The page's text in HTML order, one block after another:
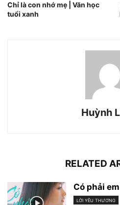
Chỉ là con nhớ mẹ | Văn học
tuổi xanh
Huỳnh
RELATED
Có phải
LỜI YÊU THƯƠNG